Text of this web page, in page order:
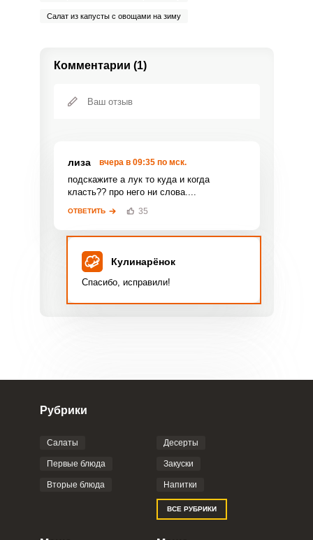
Салат из капусты с овощами на зиму
Комментарии (1)
лиза вчера в 09:35 по мск.
подскажите а лук то куда и когда
класть?? про него ни слова....
ОТВЕТИТЬ 35
Кулинарёнок
Спасибо, исправили!
Рубрики
Салаты
Первые блюда
Вторые блюда
Десерты
Закуски
Напитки
ВСЕ РУБРИКИ